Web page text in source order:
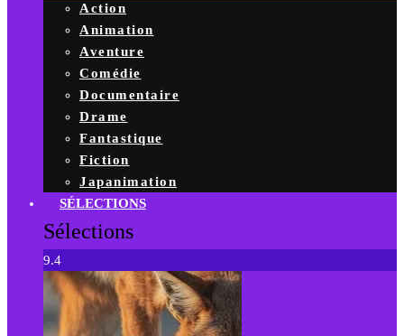
Action
Animation
Aventure
Comédie
Documentaire
Drame
Fantastique
Fiction
Japanimation
SÉLECTIONS
Sélections
9.4